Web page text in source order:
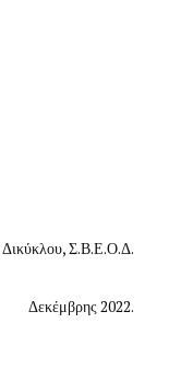
Σ.Β.Ε.Ο.Δ.
Δεκέμβρης 2022.